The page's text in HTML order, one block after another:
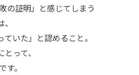
の証明」と感じてしまう
ていた」と認めること。
って、
。